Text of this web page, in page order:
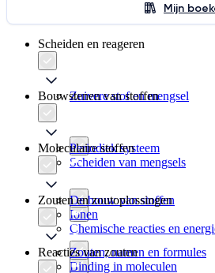
Mijn
Scheiden en reageren
Zuivere stof en mengsel
Scheiden van mengsels
Chemische reacties en
Bouwstenen van stoffen
Periodiek systeem
Ionen
Moleculaire stoffen
De bouw van stoffen
Binding in moleculen
Zouten en zoutoplossingen
Zouten, namen en formules
Reacties van zouten